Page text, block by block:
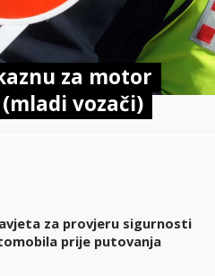
za motor
vozači)
za provjeru sigurnosti
prije putovanja